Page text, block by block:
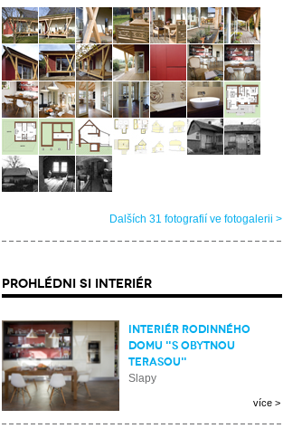
Dalších 31 fotografií ve fotogalerii >
PROHLÉDNI SI INTERIÉR
Interiér rodinného
domu "S obytnou
terasou"
Slapy
více >